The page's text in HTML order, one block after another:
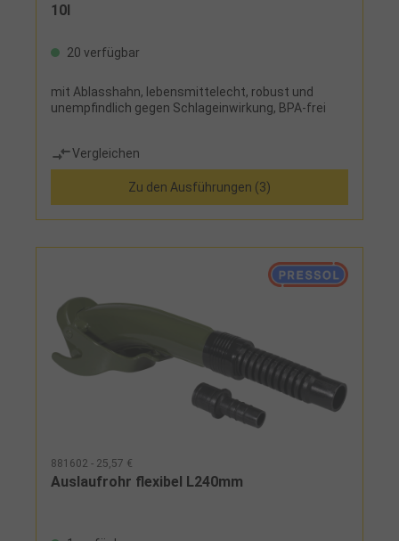
10l
20 verfügbar
mit Ablasshahn, lebensmittelecht, robust und
unempfindlich gegen Schlageinwirkung, BPA-frei
Vergleichen
Zu den Ausführungen (3)
881602 - 25,57 €
Auslaufrohr flexibel L240mm